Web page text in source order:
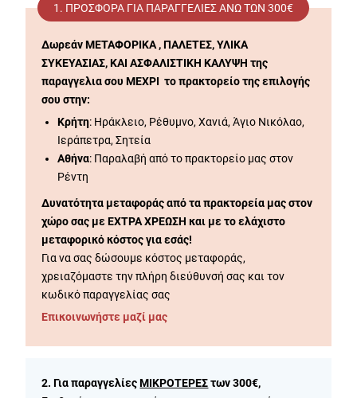
1. ΠΡΟΣΦΟΡΆ ΓΙΑ ΠΑΡΑΓΓΕΛΊΕΣ ΑΝΩ ΤΩΝ 300€
Δωρεάν ΜΕΤΑΦΟΡΙΚΑ , ΠΑΛΕΤΕΣ, ΥΛΙΚΑ
ΣΥΚΕΥΑΣΙΑΣ, ΚΑΙ ΑΣΦΑΛΙΣΤΙΚΗ ΚΑΛΥΨΗ της
παραγγελια σου ΜΕΧΡΙ το πρακτορείο της επιλογής
σου στην:
Κρήτη: Ηράκλειο, Ρέθυμνο, Χανιά, Άγιο Νικόλαο,
Ιεράπετρα, Σητεία
Αθήνα: Παραλαβή από το πρακτορείο μας στον
Ρέντη
Δυνατότητα μεταφοράς από τα πρακτορεία μας στον
χώρο σας με ΕΧΤΡΑ ΧΡΕΩΣΗ και με το ελάχιστο
μεταφορικό κόστος για εσάς!
Για να σας δώσουμε κόστος μεταφοράς,
χρειαζόμαστε την πλήρη διεύθυνσή σας και τον
κωδικό παραγγελίας σας
Επικοινωνήστε μαζί μας
2. Για παραγγελίεςΜΙΚΡΟΤΕΡΕΣτων 300€,